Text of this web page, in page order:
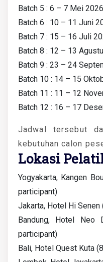
Batch 5 : 6 – 7 Mei 2026
Batch 6 : 10 – 11 Juni
Batch 7 : 15 – 16 Juli
Batch 8 : 12 – 13
Batch 9 : 23 – 24
Batch 10 : 14 – 15
Batch 11 : 11 – 12
Batch 12 : 16 – 17
Jadwal tersebut
kebutuhan calon
Lokasi
Yogyakarta, Kangen
participant)
Jakarta, Hotel Hi
Bandung, Hotel Neo
participant)
Bali, Hotel Quest Kuta